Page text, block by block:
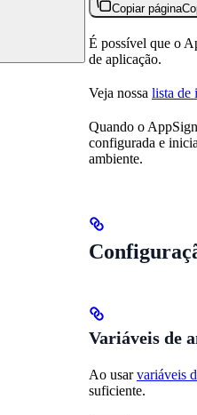
Copiar página
É possível que o
de aplicação.
Veja nossa lista de
Quando o
configurada e
ambiente.
Variáveis de
Ao usarvariáveis
suficiente.